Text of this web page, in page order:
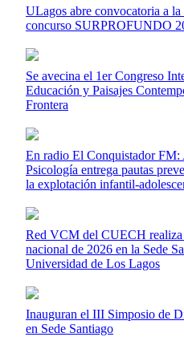
ULagos abre convocatoria a la
concurso SURPROFUNDO
Se avecina el 1er Congreso
Educación y Paisajes
Frontera
En radio El Conquistador FM:
Psicología entrega pautas
la explotación infantil-
Red VCM del CUECH realiza
nacional de 2026 en la Sede
Universidad de Los Lagos
Inauguran el III Simposio de
en Sede Santiago